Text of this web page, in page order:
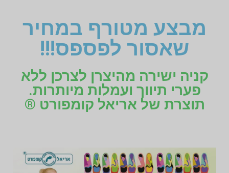
מבצע מטורף במחיר
שאסור לפספס!!!
קניה ישירה מהיצרן לצרכן ללא
פערי תיווך ועמלות מיותרות.
תוצרת של אריאל קומפורט ®